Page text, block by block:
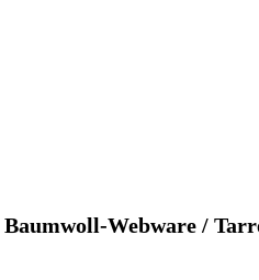
Webware /